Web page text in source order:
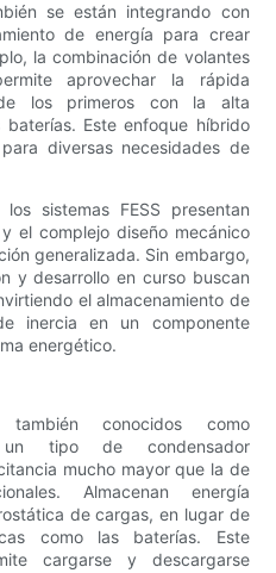
se están integrando con
de energía para crear
la combinación de volantes
aprovechar la rápida
los primeros con la alta
Este enfoque híbrido
diversas necesidades de
sistemas FESS presentan
el complejo diseño mecánico
generalizada. Sin embargo,
y desarrollo en curso buscan
el almacenamiento de
inercia en un componente
energético.
también conocidos como
un tipo de condensador
mucho mayor que la de
Almacenan energía
de cargas, en lugar de
como las baterías. Este
cargarse y descargarse